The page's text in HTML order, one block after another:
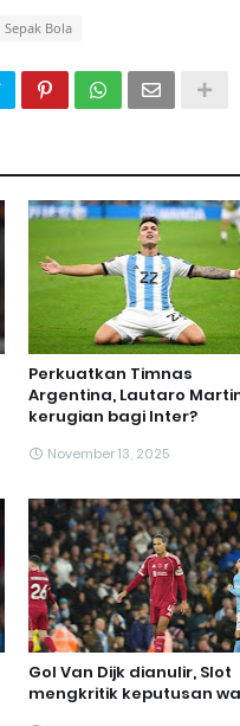
Sepak Bola
Perkuatkan Timnas
Argentina, Lautaro
kerugian bagi Inter?
November 13, 2025
Gol Van Dijk dianulir, Slot
mengkritik keputusan